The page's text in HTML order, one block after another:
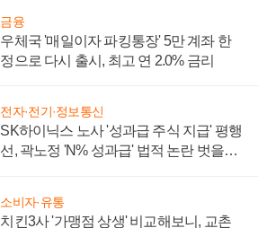
금융
우체국 '매일이자 파킹통장' 5만 계좌 한
정으로 다시 출시, 최고 연 2.0% 금리
전자·전기·정보통신
SK하이닉스 노사 '성과급 주식 지급' 평행
선, 곽노정 'N% 성과급' 법적 논란 벗을지
소비자·유통
치킨3사 '가맹점 상생' 비교해보니, 교촌